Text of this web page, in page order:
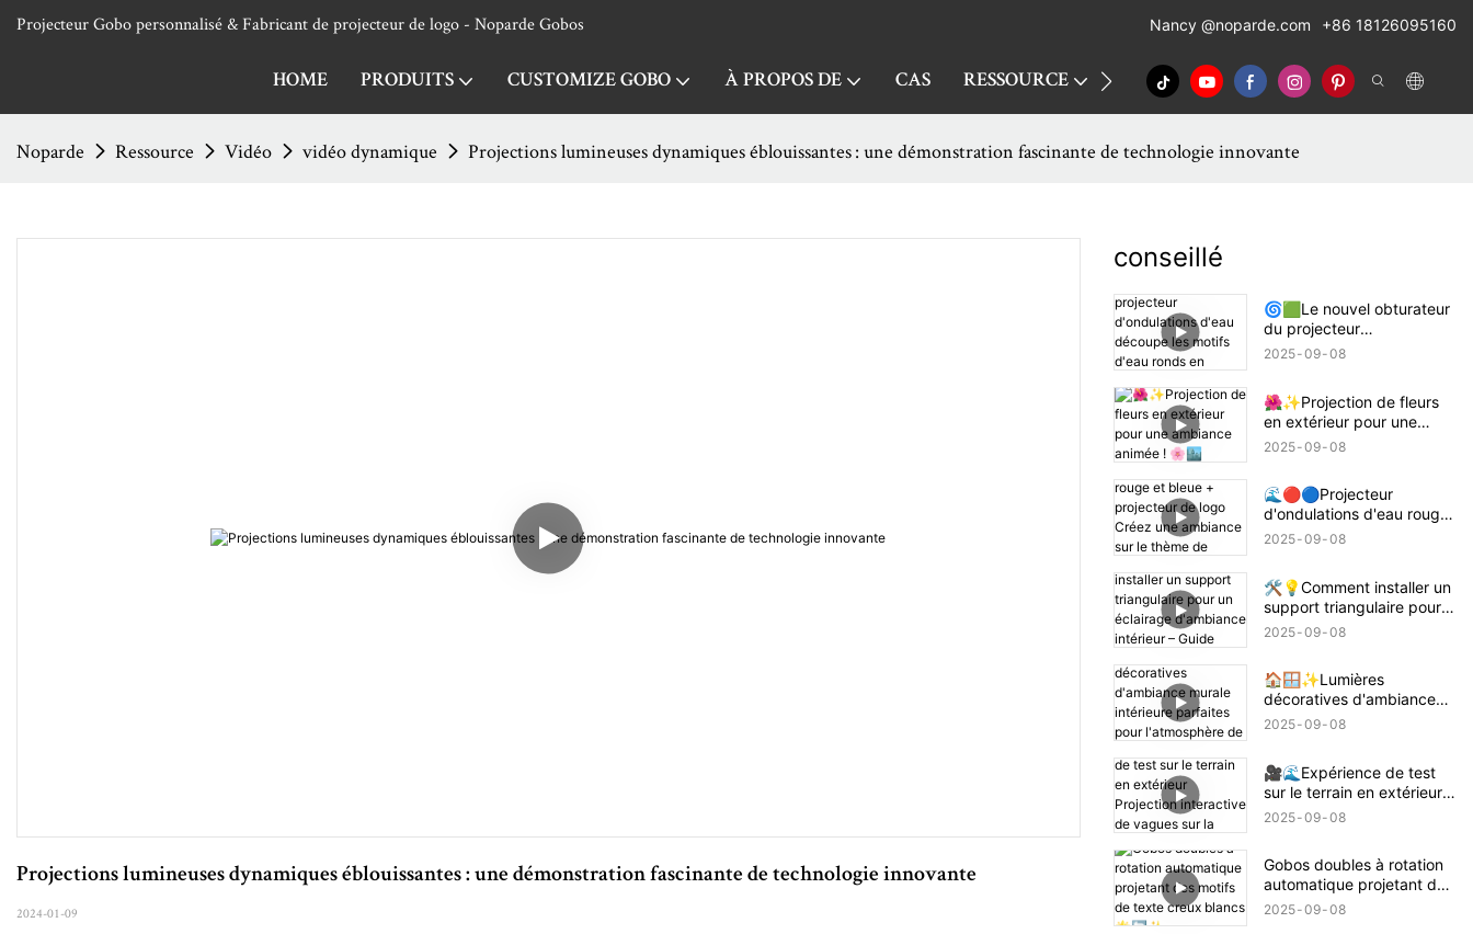
Projecteur Gobo personnalisé & Fabricant de projecteur de logo - Noparde Gobos Nancy @noparde.com +86 18126095160
HOME PRODUITS CUSTOMIZE GOBO À PROPOS DE CAS RESSOURCE CONTACTER PROJECTION
Noparde Ressource Vidéo vidéo dynamique Projections lumineuses dynamiques éblouissantes : une démonstration fascinante de technologie innovante
Projections lumineuses dynamiques éblouissantes : une démonstration fascinante de technologie innovante
2024-01-09
conseillé
🌀🟩Le nouvel obturateur
du projecteur
d'ondulations d'eau
carrés ou demi-cercles !
🔦🌊
2025 09 08
🌺✨Projection de fleurs
en extérieur pour une
ambiance animée ! 🌸🏙️
2025 09 08
🌊🔴🔵Projecteur
d'ondulations d'eau rouge
et bleue + projecteur de
Slayer Tanjiro ! 鬼滅の刃
2025 09 08
🛠️💡Comment installer un
support triangulaire pour
un éclairage d'ambiance
2025 09 08
🏠🪟✨Lumières
décoratives d'ambiance
murale intérieure parfaites
2025 09 08
🎥🌊Expérience de test
sur le terrain en extérieur
Projection interactive de
2025 09 08
Gobos doubles à rotation
automatique projetant des
motifs de texte creux
2025 09 08